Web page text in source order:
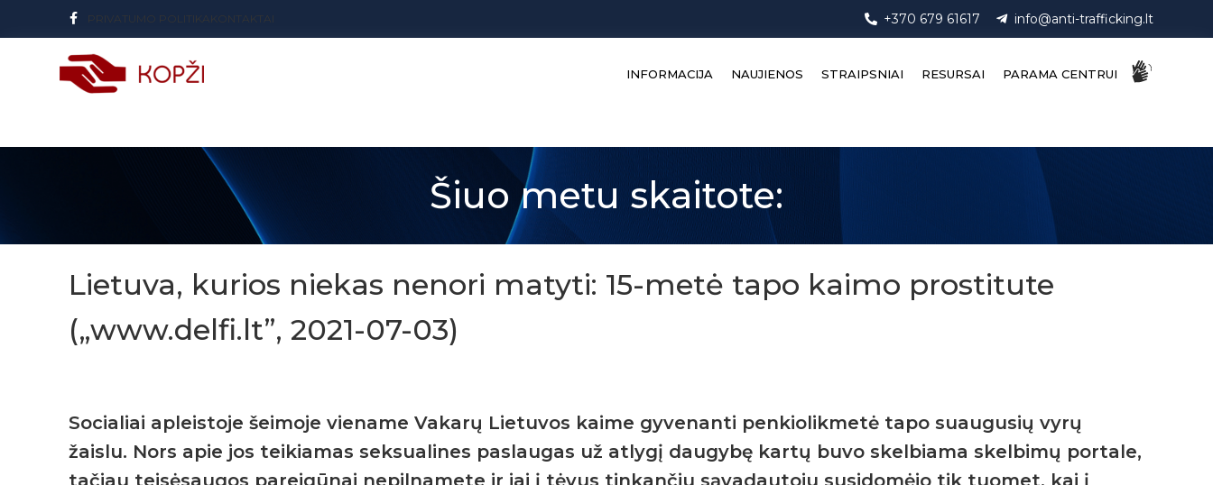
PRIVATUMO POLITIKA KONTAKTAI +370 679 61617 info@anti-trafficking.lt
INFORMACIJA NAUJIENOS STRAIPSNIAI RESURSAI PARAMA CENTRUI
Šiuo metu skaitote:
Lietuva, kurios niekas nenori matyti: 15-metė tapo kaimo prostitute
(„www.delfi.lt”, 2021-07-03)
Socialiai apleistoje šeimoje viename Vakarų Lietuvos kaime gyvenanti penkiolikmetė tapo suaugusių vyrų
žaislu. Nors apie jos teikiamas seksualines paslaugas už atlygį daugybę kartų buvo skelbiama skelbimų portale,